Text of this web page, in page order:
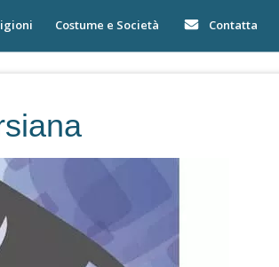
Costume e Società Contatta